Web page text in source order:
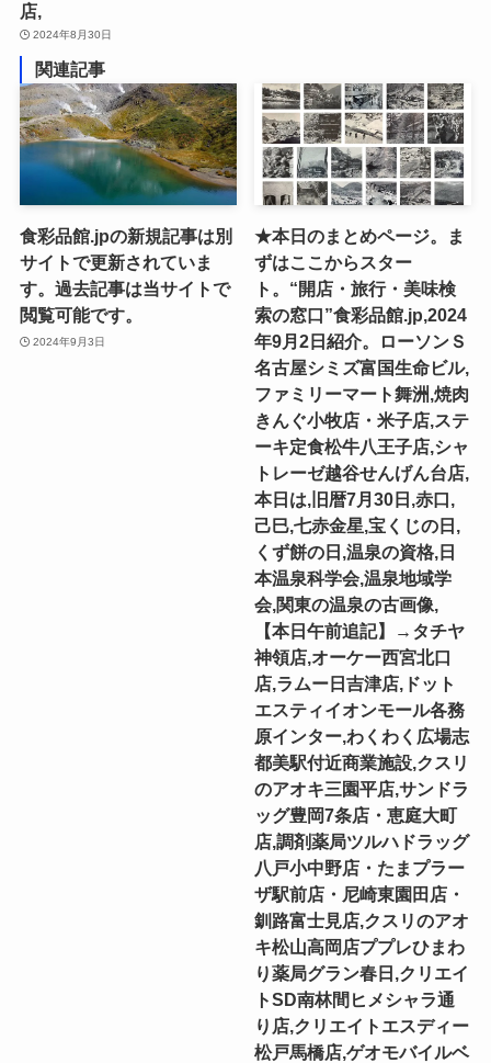
店,
2024年8月30日
関連記事
食彩品館.jpの新規記事は別
サイトで更新されていま
す。過去記事は当サイトで
閲覧可能です。
2024年9月3日
★本日のまとめページ。ま
ずはここからスター
ト。“開店・旅行・美味検
索の窓口”食彩品館.jp,2024
年9月2日紹介。ローソンＳ
名古屋シミズ富国生命ビル,
ファミリーマート舞洲,焼肉
きんぐ小牧店・米子店,ステ
ーキ定食松牛八王子店,シャ
トレーゼ越谷せんげん台店,
本日は,旧暦7月30日,赤口,
己巳,七赤金星,宝くじの日,
くず餅の日,温泉の資格,日
本温泉科学会,温泉地域学
会,関東の温泉の古画像,
【本日午前追記】→タチヤ
神領店,オーケー西宮北口
店,ラムー日吉津店,ドット
エスティイオンモール各務
原インター,わくわく広場志
都美駅付近商業施設,クスリ
のアオキ三園平店,サンドラ
ッグ豊岡7条店・恵庭大町
店,調剤薬局ツルハドラッグ
八戸小中野店・たまプラー
ザ駅前店・尼崎東園田店・
釧路富士見店,クスリのアオ
キ松山高岡店ププレひまわ
り薬局グラン春日,クリエイ
トSD南林間ヒメシャラ通
り店,クリエイトエスディー
松戸馬橋店,ゲオモバイルベ